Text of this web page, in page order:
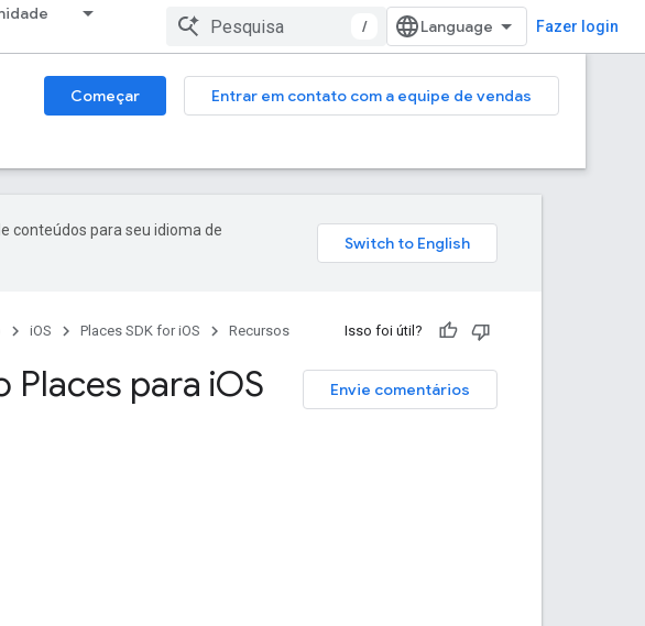
/ Fazer login
Começar
Entrar em contato com a equipe de vendas
conteúdos para seu idioma de
iOS Places SDK for iOS Recursos Isso foi útil?
Envie comentários
Places para iOS